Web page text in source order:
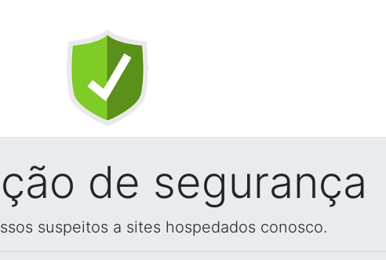
de segurança
suspeitos a sites hospedados conosco.